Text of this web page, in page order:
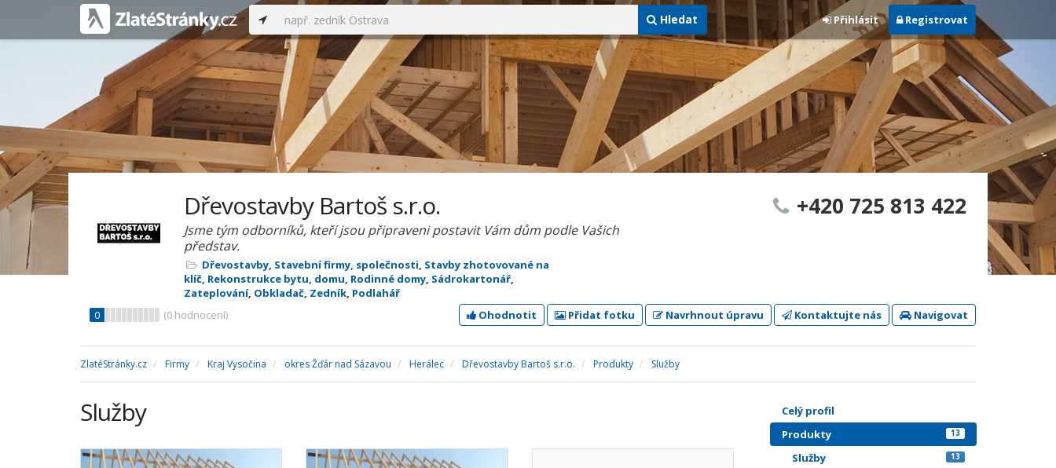
Hledat Přihlásit Registrovat
Dřevostavby Bartoš s.r.o.
Jsme tým odborníků, kteří jsou připraveni postavit Vám dům podle Vašich
představ.
Dřevostavby, Stavební firmy, společnosti, Stavby zhotovované na
klíč, Rekonstrukce bytu, domu, Rodinné domy, Sádrokartonář,
Zateplování, Obkladač, Zedník, Podlahář
0
(0 hodnocení)
+420 725 813 422
Ohodnotit Přidat fotku Navrhnout úpravu Kontaktujte nás Navigovat
ZlatéStránky.cz Firmy Kraj Vysočina okres Žďár nad Sázavou Herálec Dřevostavby Bartoš s.r.o. Produkty Služby
Služby
Celý profil
Produkty
13
Služby 13